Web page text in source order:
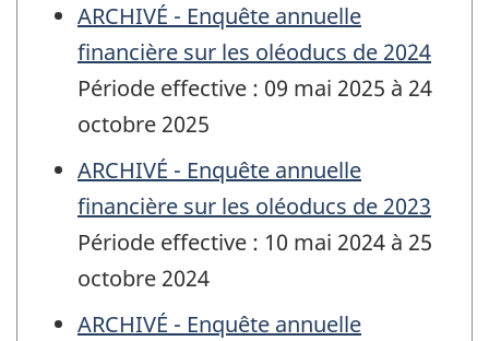
ARCHIVÉ - Enquête annuelle
financière sur les oléoducs de 2024
Période effective : 09 mai 2025 à 24
octobre 2025
ARCHIVÉ - Enquête annuelle
financière sur les oléoducs de 2023
Période effective : 10 mai 2024 à 25
octobre 2024
ARCHIVÉ - Enquête annuelle